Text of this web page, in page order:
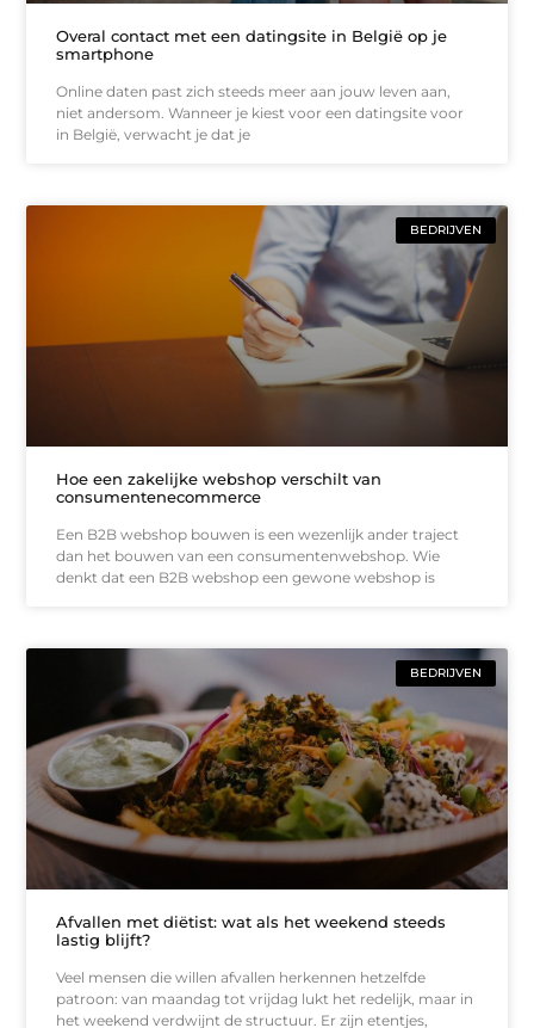
Overal contact met een datingsite in België op je
smartphone
Online daten past zich steeds meer aan jouw leven aan,
niet andersom. Wanneer je kiest voor een datingsite voor
in België, verwacht je dat je
BEDRIJVEN
Hoe een zakelijke webshop verschilt van
consumentenecommerce
Een B2B webshop bouwen is een wezenlijk ander traject
dan het bouwen van een consumentenwebshop. Wie
denkt dat een B2B webshop een gewone webshop is
BEDRIJVEN
Afvallen met diëtist: wat als het weekend steeds
lastig blijft?
Veel mensen die willen afvallen herkennen hetzelfde
patroon: van maandag tot vrijdag lukt het redelijk, maar in
het weekend verdwijnt de structuur. Er zijn etentjes,